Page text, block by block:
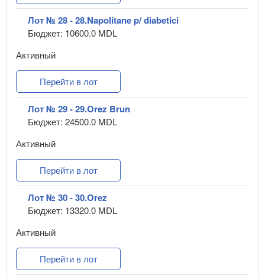
Лот № 28 - 28.Napolitane p/ diabetici
Бюджет: 10600.0 MDL
Активный
Перейти в лот
Лот № 29 - 29.Orez Brun
Бюджет: 24500.0 MDL
Активный
Перейти в лот
Лот № 30 - 30.Orez
Бюджет: 13320.0 MDL
Активный
Перейти в лот